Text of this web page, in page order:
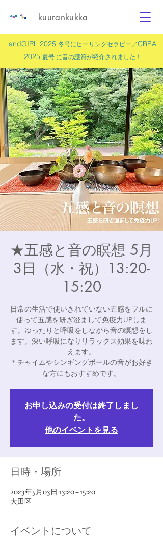
andGIRL 2025 冬号にヒーリングセラピー／CREA
2025 夏号 に音の護符が紹介されました！
kuurankukka
★五感と音の瞑想 5月
3日（水・祝）13:20-
15:20
​日常の生活で使いきれていない五感をフルに
使って五感を研ぎ澄まして免疫力UPしま
す。ゆったりと呼吸をしながら音の瞑想をし
ます。深い呼吸になりリラックス効果を味わ
えます。
＊チャイムやシンギングボールの音がお好き
な方にもおすすめです。
お申し込みの受付は終了しまし
た。
他のイベントを見る
日時・場所
2023年5月03日 13:20 – 15:20
大田区
イベントについて